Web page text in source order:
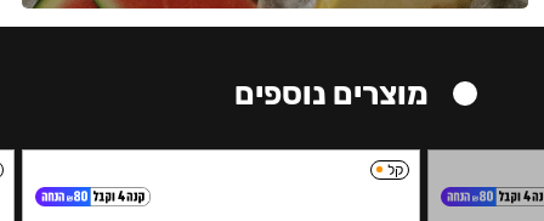
מוצרים נוספים
קל